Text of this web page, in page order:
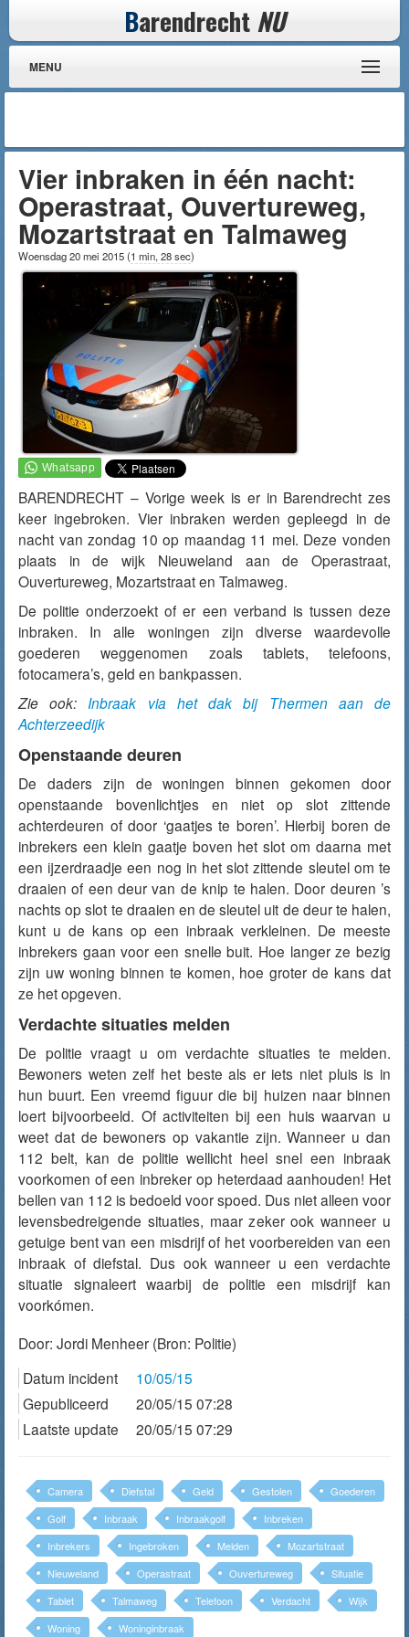
Barendrecht NU
MENU
Vier inbraken in één nacht:
Operastraat, Ouvertureweg,
Mozartstraat en Talmaweg
Woensdag 20 mei 2015(1 min, 28 sec)
BARENDRECHT – Vorige week is er in Barendrecht zes
keer ingebroken. Vier inbraken werden gepleegd in de
nacht van zondag 10 op maandag 11 mei. Deze vonden
plaats in de wijk Nieuweland aan de Operastraat,
Ouvertureweg, Mozartstraat en Talmaweg.
De politie onderzoekt of er een verband is tussen deze
inbraken. In alle woningen zijn diverse waardevolle
goederen weggenomen zoals tablets, telefoons,
fotocamera’s, geld en bankpassen.
Zie ook: Inbraak via het dak bij Thermen aan de
Achterzeedijk
Openstaande deuren
De daders zijn de woningen binnen gekomen door
openstaande bovenlichtjes en niet op slot zittende
achterdeuren of door ‘gaatjes te boren’. Hierbij boren de
inbrekers een klein gaatje boven het slot om daarna met
een ijzerdraadje een nog in het slot zittende sleutel om te
draaien of een deur van de knip te halen. Door deuren ’s
nachts op slot te draaien en de sleutel uit de deur te halen,
kunt u de kans op een inbraak verkleinen. De meeste
inbrekers gaan voor een snelle buit. Hoe langer ze bezig
zijn uw woning binnen te komen, hoe groter de kans dat
ze het opgeven.
Verdachte situaties melden
De politie vraagt u om verdachte situaties te melden.
Bewoners weten zelf het beste als er iets niet pluis is in
hun buurt. Een vreemd figuur die bij huizen naar binnen
loert bijvoorbeeld. Of activiteiten bij een huis waarvan u
weet dat de bewoners op vakantie zijn. Wanneer u dan
112 belt, kan de politie wellicht heel snel een inbraak
voorkomen of een inbreker op heterdaad aanhouden! Het
bellen van 112 is bedoeld voor spoed. Dus niet alleen voor
levensbedreigende situaties, maar zeker ook wanneer u
getuige bent van een misdrijf of het voorbereiden van een
inbraak of diefstal. Dus ook wanneer u een verdachte
situatie signaleert waarbij de politie een misdrijf kan
voorkómen.
Door: Jordi Menheer (Bron: Politie)
Datum incident
10/05/15
Gepubliceerd
20/05/15 07:28
Laatste update
20/05/15 07:29
Camera Diefstal Geld Gestolen
Goederen
Golf
Inbraak Inbraakgolf
Inbreken
Inbrekers
Ingebroken Melden
Mozartstraat
Nieuweland
Operastraat Ouvertureweg
Situatie
Tablet
Talmaweg Telefoon Verdacht
Wijk
Woning
Woninginbraak